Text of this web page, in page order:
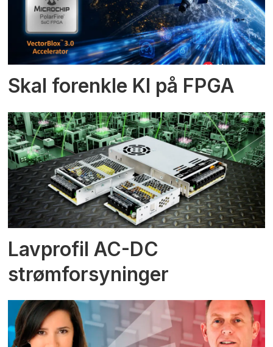
Skal forenkle KI på FPGA
Lavprofil AC-DC
strømforsyninger